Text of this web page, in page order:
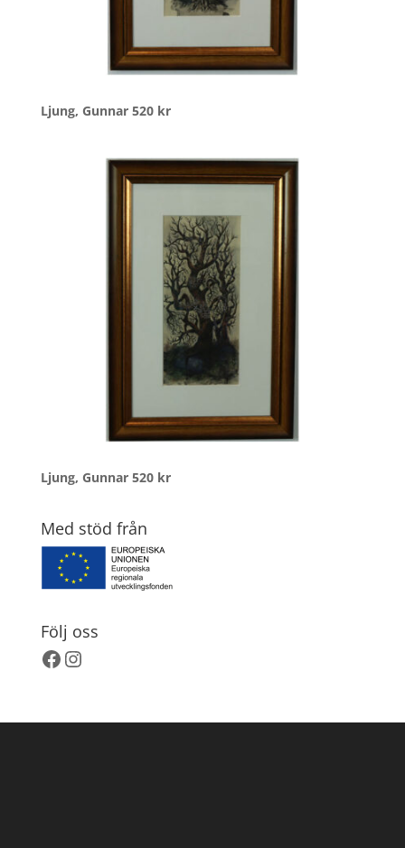
Ljung, Gunnar 520 kr
Ljung, Gunnar 520 kr
Med stöd från
Följ oss
Facebook
Instagram